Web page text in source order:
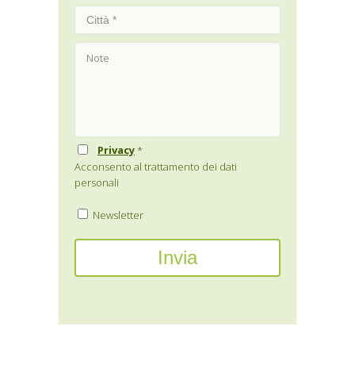
Privacy*
Acconsento al trattamento dei dati
personali
Newsletter